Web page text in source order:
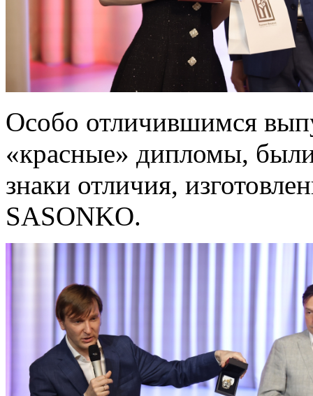
Особо отличившимся
«красные» дипломы,
знаки отличия,
SASONKO.